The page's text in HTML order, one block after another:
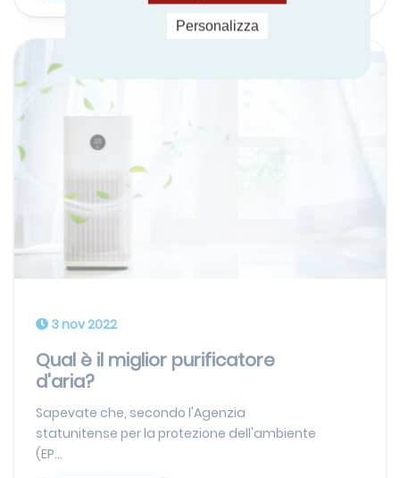
3 nov 2022
Qual è il miglior purificatore
d'aria?
Sapevate che, secondo l'Agenzia
statunitense per la protezione dell'ambiente
(EP...
Personalizza